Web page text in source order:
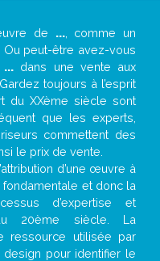
de ..., comme un
Ou peut-être avez-vous
... dans une vente aux
toujours à l’esprit
du XXème siècle sont
que les experts,
commettent des
le prix de vente.
d’une œuvre à
fondamentale et donc la
d’expertise et
20ème siècle. La
ressource utilisée par
pour identifier le